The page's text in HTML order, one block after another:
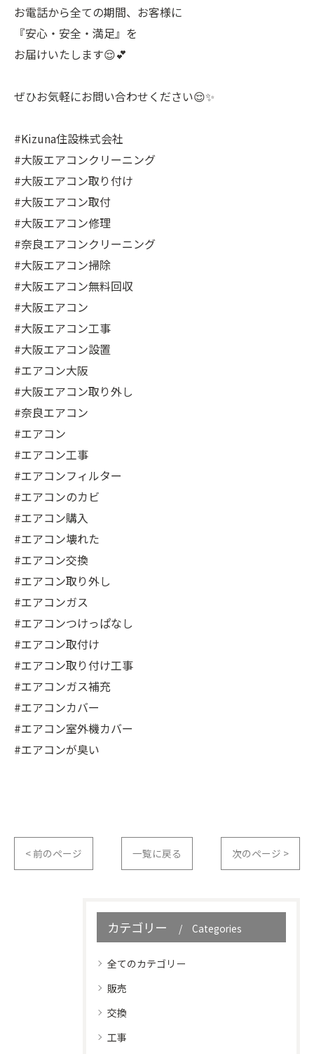
お電話から全ての期間、お客様に
『安心・安全・満足』を
お届けいたします😌💕
ぜひお気軽にお問い合わせください😌✨
#Kizuna住設株式会社
#大阪エアコンクリーニング
#大阪エアコン取り付け
#大阪エアコン取付
#大阪エアコン修理
#奈良エアコンクリーニング
#大阪エアコン掃除
#大阪エアコン無料回収
#大阪エアコン
#大阪エアコン工事
#大阪エアコン設置
#エアコン大阪
#大阪エアコン取り外し
#奈良エアコン
#エアコン
#エアコン工事
#エアコンフィルター
#エアコンのカビ
#エアコン購入
#エアコン壊れた
#エアコン交換
#エアコン取り外し
#エアコンガス
#エアコンつけっぱなし
#エアコン取付け
#エアコン取り付け工事
#エアコンガス補充
#エアコンカバー
#エアコン室外機カバー
#エアコンが臭い
< 前のページ 一覧に戻る 次のページ >
カテゴリー Categories
全てのカテゴリー
販売
交換
工事